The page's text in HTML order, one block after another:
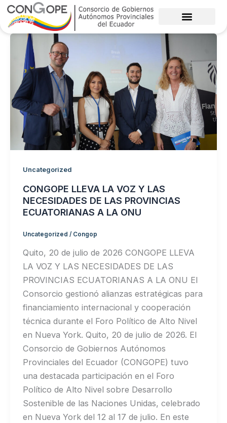
contenido
Uncategorized
CONGOPE LLEVA LA VOZ Y LAS
NECESIDADES DE LAS PROVINCIAS
ECUATORIANAS A LA ONU
Uncategorized / Congop
Quito, 20 de julio de 2026 CONGOPE LLEVA
LA VOZ Y LAS NECESIDADES DE LAS
PROVINCIAS ECUATORIANAS A LA ONU El
Consorcio gestionó alianzas estratégicas para
financiamiento internacional y cooperación
técnica durante el Foro Político de Alto Nivel
en Nueva York. Quito, 20 de julio de 2026. El
Consorcio de Gobiernos Autónomos
Provinciales del Ecuador (CONGOPE) tuvo
una destacada participación en el Foro
Político de Alto Nivel sobre Desarrollo
Sostenible de las Naciones Unidas, celebrado
en Nueva York del 12 al 17 de julio. En este